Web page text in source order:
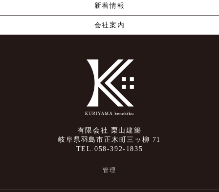
新着情報
会社案内
有限会社 栗山建築
岐阜県羽島市正木町三ッ柳 71
TEL.058-392-1835
管理